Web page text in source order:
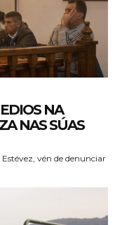
NA
NAS SÚAS
vén de denunciar